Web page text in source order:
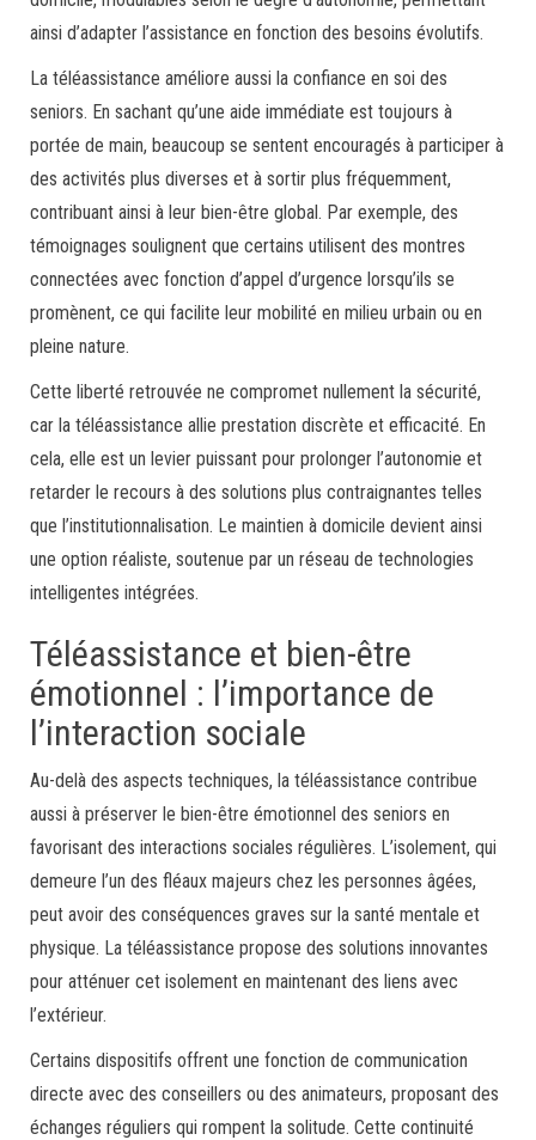
ainsi d’adapter l’assistance en fonction des besoins évolutifs.
La téléassistance améliore aussi la confiance en soi des
seniors. En sachant qu’une aide immédiate est toujours à
portée de main, beaucoup se sentent encouragés à participer à
des activités plus diverses et à sortir plus fréquemment,
contribuant ainsi à leur bien-être global. Par exemple, des
témoignages soulignent que certains utilisent des montres
connectées avec fonction d’appel d’urgence lorsqu’ils se
promènent, ce qui facilite leur mobilité en milieu urbain ou en
pleine nature.
Cette liberté retrouvée ne compromet nullement la sécurité,
car la téléassistance allie prestation discrète et efficacité. En
cela, elle est un levier puissant pour prolonger l’autonomie et
retarder le recours à des solutions plus contraignantes telles
que l’institutionnalisation. Le maintien à domicile devient ainsi
une option réaliste, soutenue par un réseau de technologies
intelligentes intégrées.
Téléassistance et bien-être
émotionnel : l’importance de
l’interaction sociale
Au-delà des aspects techniques, la téléassistance contribue
aussi à préserver le bien-être émotionnel des seniors en
favorisant des interactions sociales régulières. L’isolement, qui
demeure l’un des fléaux majeurs chez les personnes âgées,
peut avoir des conséquences graves sur la santé mentale et
physique. La téléassistance propose des solutions innovantes
pour atténuer cet isolement en maintenant des liens avec
l’extérieur.
Certains dispositifs offrent une fonction de communication
directe avec des conseillers ou des animateurs, proposant des
échanges réguliers qui rompent la solitude. Cette continuité